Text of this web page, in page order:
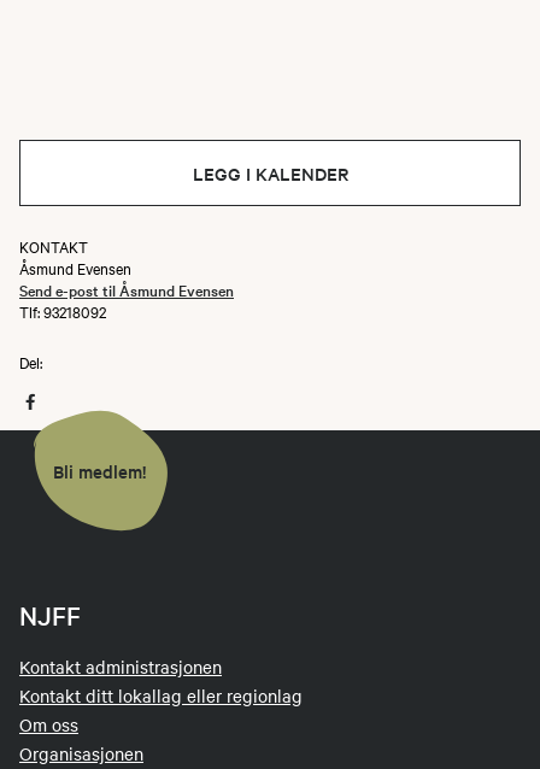
LEGG I KALENDER
KONTAKT
Åsmund Evensen
Send e-post til Åsmund Evensen
Tlf: 93218092
Del:
Bli medlem!
NJFF
Kontakt administrasjonen
Kontakt ditt lokallag eller regionlag
Om oss
Organisasjonen